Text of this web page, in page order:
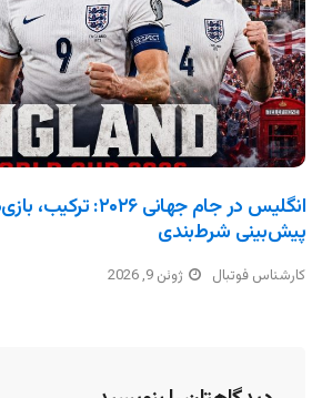
انگلیس در جام جهانی
پیش‌بینی شرط‌بندی
کارشناس فوتبال ژوئن 9, 2026